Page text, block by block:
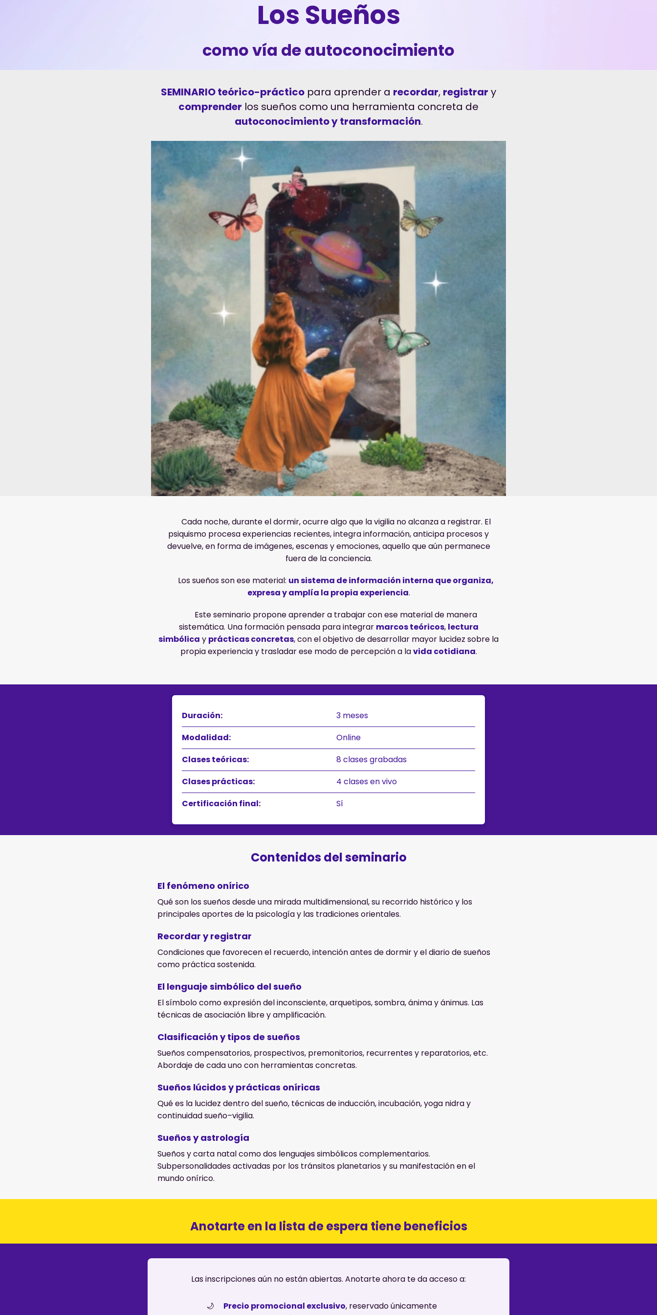
Los Sueños
como vía de autoconocimiento
SEMINARIO teórico-práctico para aprender a recordar, registrar y
comprender los sueños como una herramienta concreta de
autoconocimiento y transformación.
Cada noche, durante el dormir, ocurre algo que la vigilia no alcanza a registrar. El
psiquismo procesa experiencias recientes, integra información, anticipa procesos y
devuelve, en forma de imágenes, escenas y emociones, aquello que aún permanece
fuera de la conciencia.
Los sueños son ese material: un sistema de información interna que organiza,
expresa y amplía la propia experiencia.
Este seminario propone aprender a trabajar con ese material de manera
sistemática. Una formación pensada para integrar marcos teóricos, lectura
simbólica y prácticas concretas, con el objetivo de desarrollar mayor lucidez sobre la
propia experiencia y trasladar ese modo de percepción a lavida cotidiana.
Duración:
3 meses
Modalidad:
Online
Clases teóricas:
8 clases grabadas
Clases prácticas:
4 clases en vivo
Certificación final:
Sí
Contenidos del seminario
El fenómeno onírico
Qué son los sueños desde una mirada multidimensional, su recorrido histórico y los
principales aportes de la psicología y las tradiciones orientales.
Recordar y registrar
Condiciones que favorecen el recuerdo, intención antes de dormir y el diario de sueños
como práctica sostenida.
El lenguaje simbólico del sueño
El símbolo como expresión del inconsciente, arquetipos, sombra, ánima y ánimus. Las
técnicas de asociación libre y amplificación.
Clasificación y tipos de sueños
Sueños compensatorios, prospectivos, premonitorios, recurrentes y reparatorios, etc.
Abordaje de cada uno con herramientas concretas.
Sueños lúcidos y prácticas oníricas
Qué es la lucidez dentro del sueño, técnicas de inducción, incubación, yoga nidra y
continuidad sueño–vigilia.
Sueños y astrología
Sueños y carta natal como dos lenguajes simbólicos complementarios.
Subpersonalidades activadas por los tránsitos planetarios y su manifestación en el
mundo onírico.
Anotarte en la lista de espera tiene beneficios
Las inscripciones aún no están abiertas. Anotarte ahora te da acceso a:
Precio promocional exclusivo, reservado únicamente